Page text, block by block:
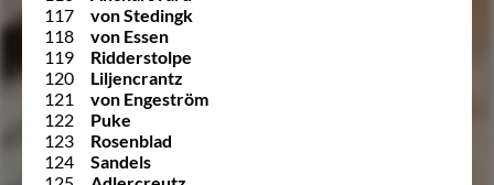
117
von Stedingk
118
von Essen
119
Ridderstolpe
120
Liljencrantz
121
von Engeström
122
Puke
123
Rosenblad
124
Sandels